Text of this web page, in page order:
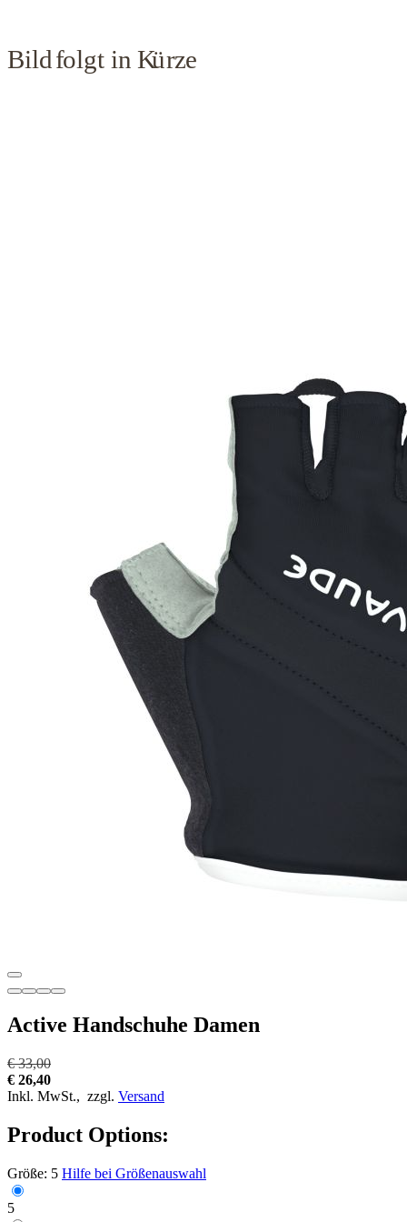
Active Handschuhe Damen
€ 33,00
€ 26,40
Inkl. MwSt., zzgl. Versand
Product Options:
Größe: 5 Hilfe bei Größenauswahl
5